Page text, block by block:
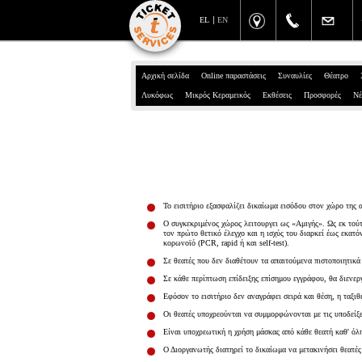
EN
EL
Αρχική σελίδα Online παραστάσεις Συναυλίες Θέατρο
Λυκόφως Μικρός Κεραμεικός Εκθέσεις Προσφορές
Το εισιτήριο εξασφαλίζει δικαίωμα εισόδου στον χώρο
Ο συγκεκριμένος χώρος λειτουργει ως «Αμιγής». Ως εκ
τον πρώτο θετικό έλεγχο και η ισχύς του διαρκεί έως
κορωνοϊό (PCR, rapid ή και self-test).
Σε θεατές που δεν διαθέτουν τα απαιτούμενα
Σε κάθε περίπτωση επίδειξης επίσημου εγγράφου, θα
Εφόσον το εισιτήριο δεν αναγράφει σειρά και θέση, η
Οι θεατές υποχρεούνται να συμμορφώνονται με τις
Είναι υποχρεωτική η χρήση μάσκας από κάθε θεατή καθ'
Ο Διοργανωτής διατηρεί το δικαίωμα να μετακινήσει